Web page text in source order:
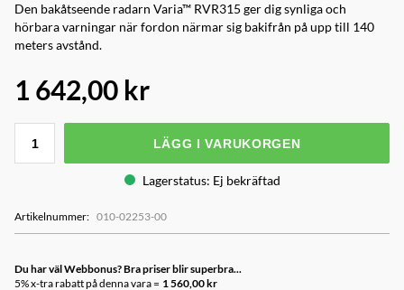
Den bakåtseende radarn Varia™ RVR315 ger dig synliga och
hörbara varningar när fordon närmar sig bakifrån på upp till 140
meters avstånd.
1 642,00 kr
LÄGG I VARUKORGEN
Lagerstatus: Ej bekräftad
Artikelnummer: 010-02253-00
Du har väl Webbonus? Bra priser blir superbra...
5% x-tra rabatt på denna vara = 1 560,00 kr